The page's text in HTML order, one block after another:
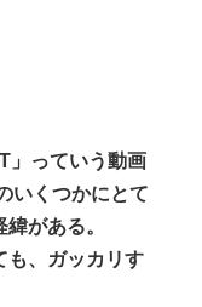
」っていう動画
いくつかにとて
がある。
も、ガッカリす